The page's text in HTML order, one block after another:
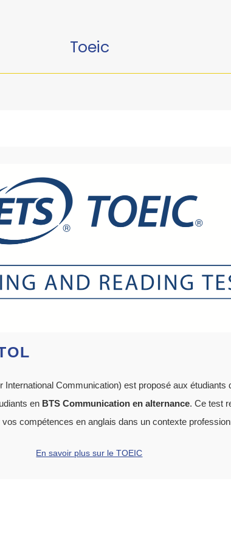
Toeic
International Communication) est proposé aux étudiants
en BTS Communication en alternance. Ce test
vos compétences en anglais dans un contexte
En savoir plus sur le TOEIC